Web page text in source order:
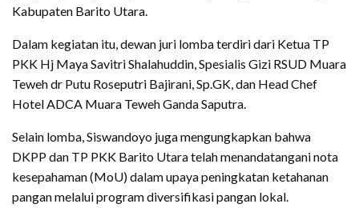
Kabupaten Barito Utara.
Dalam kegiatan itu, dewan juri lomba terdiri dari Ketua TP
PKK Hj Maya Savitri Shalahuddin, Spesialis Gizi RSUD Muara
Teweh dr Putu Roseputri Bajirani, Sp.GK, dan Head Chef
Hotel ADCA Muara Teweh Ganda Saputra.
Selain lomba, Siswandoyo juga mengungkapkan bahwa
DKPP dan TP PKK Barito Utara telah menandatangani nota
kesepahaman (MoU) dalam upaya peningkatan ketahanan
pangan melalui program diversifikasi pangan lokal.